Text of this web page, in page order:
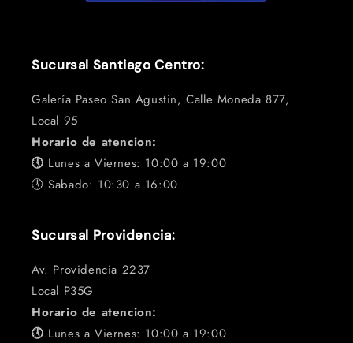
Sucursal Santiago Centro:
Galería Paseo San Agustin, Calle Moneda 877,
Local 95
Horario de atencion:
🕔 Lunes a Viernes: 10:00 a 19:00
🕔 Sabado: 10:30 a 16:00
Sucursal Providencia:
Av. Providencia 2237
Local P35G
Horario de atencion:
🕔 Lunes a Viernes: 10:00 a 19:00